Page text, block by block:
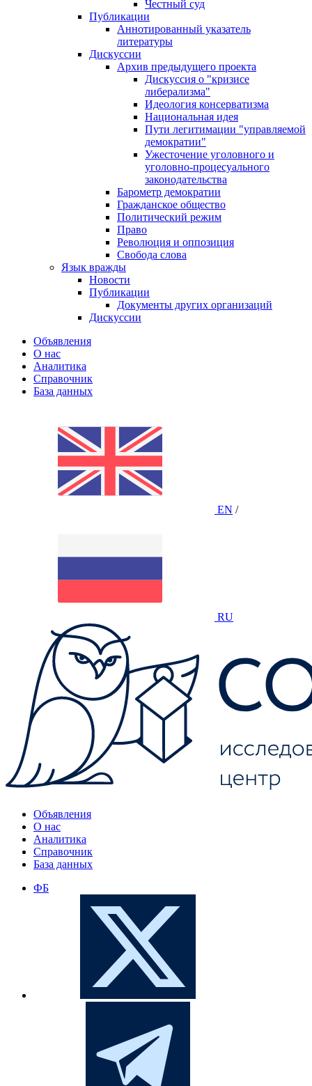
Честный суд
Публикации
Аннотированный указатель
литературы
Дискуссии
Архив предыдущего проекта
Дискуссия о "кризисе
либерализма"
Идеология консерватизма
Национальная идея
Пути легитимации "управляемой
демократии"
Ужесточение уголовного и
уголовно-процесуального
законодательства
Барометр демократии
Гражданское общество
Политический режим
Право
Революция и оппозиция
Свобода слова
Язык вражды
Новости
Публикации
Документы других организаций
Дискуссии
Объявления
О нас
Аналитика
Справочник
База данных
EN /
RU
Объявления
О нас
Аналитика
Справочник
База данных
ФБ